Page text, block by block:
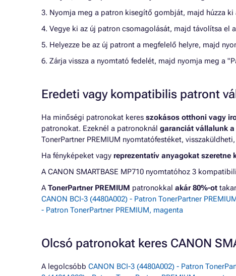
3. Nyomja meg a patron kisegítő gombját, majd húzza ki
4. Vegye ki az új patron csomagolását, majd távolítsa el
5. Helyezze be az új patront a megfelelő helyre, majd
6. Zárja vissza a nyomtató fedelét, majd nyomja meg a
Eredeti vagy kompatibilis patront
Ha minőségi patronokat keres szokásos otthoni vagy
patronokat. Ezeknél a patronoknál garanciát vállalunk
TonerPartner PREMIUM nyomtatófestéket,
Ha fényképeket vagy reprezentatív anyagokat
A CANON SMARTBASE MP710 nyomtatóhoz 3
ATonerPartner PREMIUM patronokkal akár 80%-ot
CANON BCI-3 (4480A002) - Patron TonerPartner
- Patron TonerPartner PREMIUM, magenta
Olcsó patronokat keres CANON
A legolcsóbb CANON BCI-3 (4480A002) - Patron